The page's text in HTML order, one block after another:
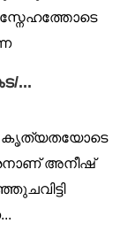
...
കൃത്യതയോടെ
അനീഷ്